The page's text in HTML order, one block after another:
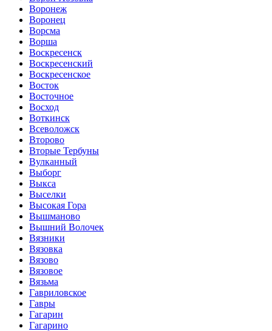
Воронеж
Воронец
Ворсма
Ворша
Воскресенск
Воскресенский
Воскресенское
Восток
Восточное
Восход
Воткинск
Всеволожск
Второво
Вторые Тербуны
Вулканный
Выборг
Выкса
Выселки
Высокая Гора
Вышманово
Вышний Волочек
Вязники
Вязовка
Вязово
Вязовое
Вязьма
Гавриловское
Гавры
Гагарин
Гагарино